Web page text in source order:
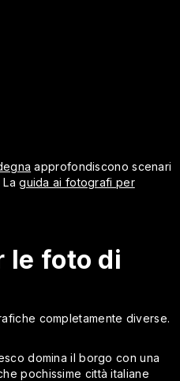
approfondiscono scenari
Laguida ai fotografi per
le foto di
completamente diverse.
domina il borgo con una
pochissime città italiane